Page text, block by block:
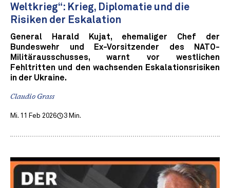
Weltkrieg“: Krieg, Diplomatie und die
Risiken der Eskalation
General Harald Kujat, ehemaliger Chef der
Bundeswehr und Ex-Vorsitzender des NATO-
Militärausschusses, warnt vor westlichen
Fehltritten und den wachsenden Eskalationsrisiken
in der Ukraine.
Claudio Grass
Mi. 11 Feb 2026 3 Min.